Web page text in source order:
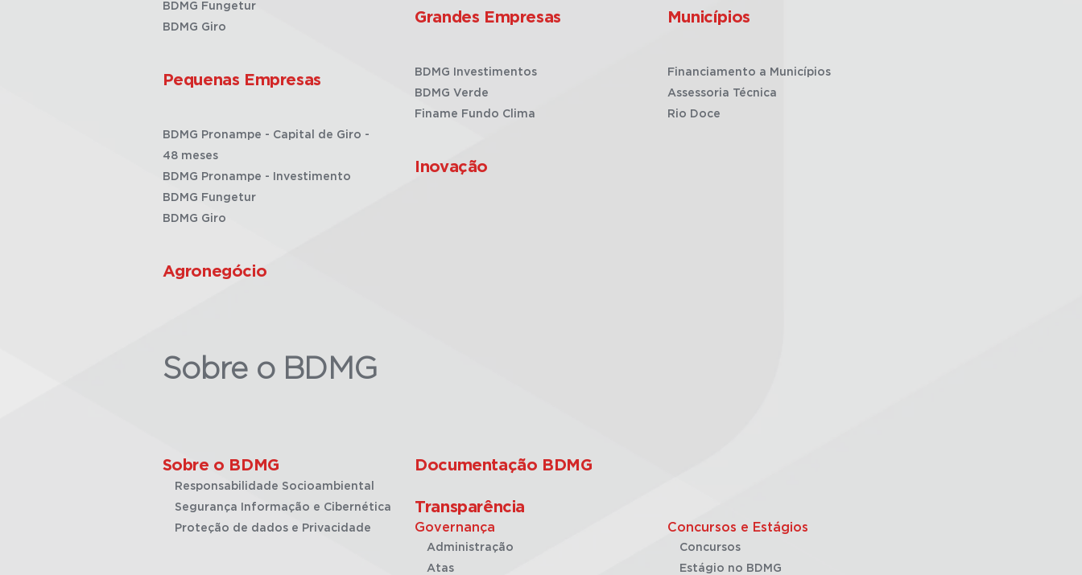
BDMG Fungetur
BDMG Giro
Pequenas Empresas
BDMG Pronampe - Capital de Giro -
48 meses
BDMG Pronampe - Investimento
BDMG Fungetur
BDMG Giro
Agronegócio
Grandes Empresas
BDMG Investimentos
BDMG Verde
Finame Fundo Clima
Inovação
Municípios
Financiamento a Municípios
Assessoria Técnica
Rio Doce
Sobre o BDMG
Sobre o BDMG
Responsabilidade Socioambiental
Segurança Informação e Cibernética
Proteção de dados e Privacidade
Documentação BDMG
Transparência
Governança
Administração
Atas
Concursos e Estágios
Concursos
Estágio no BDMG